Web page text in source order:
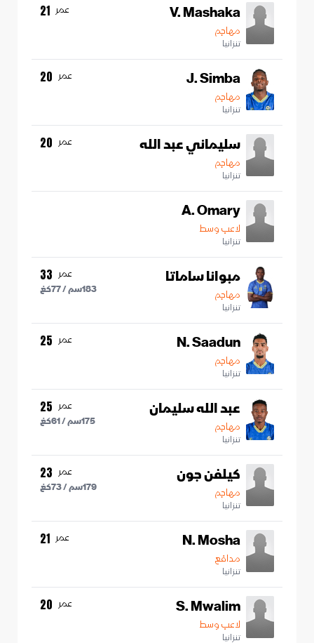
V. Mashaka
مهاجم
تنزانيا
عمر 21
J. Simba
مهاجم
تنزانيا
عمر 20
سليماني عبد الله
مهاجم
تنزانيا
عمر 20
A. Omary
لاعب وسط
تنزانيا
مبوانا ساماتا
مهاجم
تنزانيا
عمر 33
183سم /77كغ
N. Saadun
مهاجم
تنزانيا
عمر 25
عبد الله سليمان
مهاجم
تنزانيا
عمر 25
175سم /61كغ
كيلفن جون
مهاجم
تنزانيا
عمر 23
179سم /73كغ
N. Mosha
مدافع
تنزانيا
عمر 21
S. Mwalim
لاعب وسط
تنزانيا
عمر 20